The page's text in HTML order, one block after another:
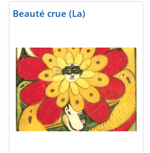
Beauté crue (La)